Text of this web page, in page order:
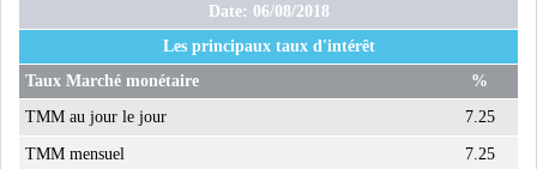
Date: 06/08/2018
Les principaux taux d'intérêt
Taux Marché monétaire
%
TMM au jour le jour
7.25
TMM mensuel
7.25